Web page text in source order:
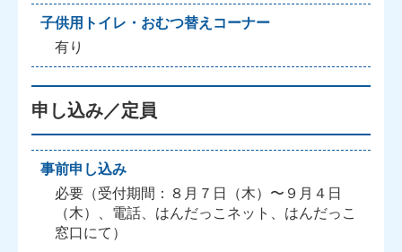
子供用トイレ・おむつ替えコーナー
有り
申し込み／定員
事前申し込み
必要（受付期間：８月７日（木）〜９月４日
（木）、電話、はんだっこネット、はんだっこ
窓口にて）